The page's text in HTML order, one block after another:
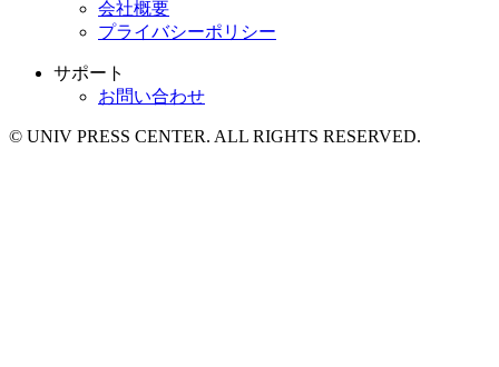
会社概要
プライバシーポリシー
サポート
お問い合わせ
© UNIV PRESS CENTER. ALL RIGHTS RESERVED.